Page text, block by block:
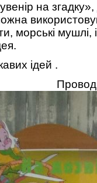
на
морські
ідей .